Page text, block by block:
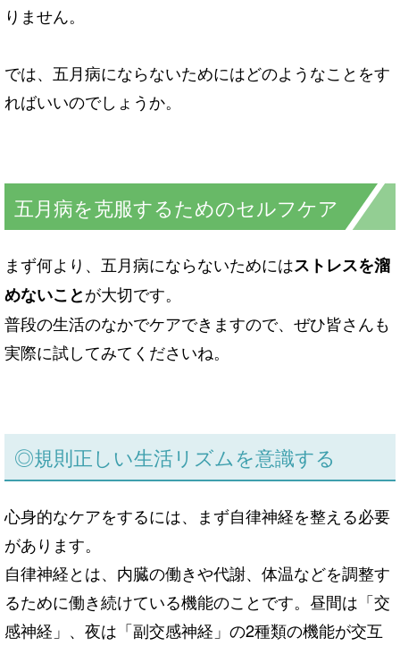
りません。
では、五月病にならないためにはどのようなことをす
ればいいのでしょうか。
五月病を克服するためのセルフケア
まず何より、五月病にならないためにはストレスを溜
めないことが大切です。
普段の生活のなかでケアできますので、ぜひ皆さんも
実際に試してみてくださいね。
◎規則正しい生活リズムを意識する
心身的なケアをするには、まず自律神経を整える必要
があります。
自律神経とは、内臓の働きや代謝、体温などを調整す
るために働き続けている機能のことです。昼間は「交
感神経」、夜は「副交感神経」の2種類の機能が交互